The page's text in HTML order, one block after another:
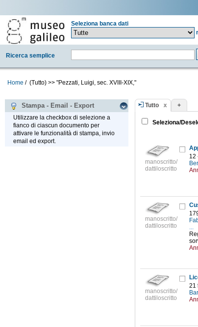
Seleziona banca dati
Ricerca semplice
Home / (Tutto) >> "Pezzati, Luigi, sec. XVIII-XIX,"
Stampa - Email - Export
Utilizzare la checkbox di selezione a
fianco di ciascun documento per
attivare le funzionalità di stampa, invio
email ed export.
Tutto +
Seleziona/
manoscritto/
dattiloscritto
12
manoscritto/
dattiloscritto
...
manoscritto/
dattiloscritto
21